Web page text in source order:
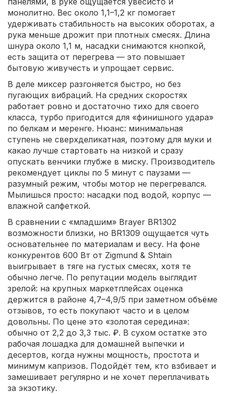
монолитно. Вес около 1,1–1,2 кг помогает
удерживать стабильность на высоких оборотах, а
рука меньше дрожит при плотных смесях. Длина
шнура около 1,1 м, насадки снимаются кнопкой,
есть защита от перегрева — это повышает
бытовую живучесть и упрощает сервис.
В деле миксер разгоняется быстро, но без
пугающих вибраций. На средних скоростях
работает ровно и достаточно тихо для своего
класса, турбо пригодится для «финишного удара»
по белкам и меренге. Нюанс: минимальная
ступень не сверхделикатная, поэтому для муки и
какао лучше стартовать на низкой и сразу
опускать венчики глубже в миску. Производитель
рекомендует циклы по 5 минут с паузами —
разумный режим, чтобы мотор не перегревался.
Мылишься просто: насадки под водой, корпус —
влажной салфеткой.
В сравнении с «младшим» Brayer BR1302
возможности близки, но BR1309 ощущается чуть
основательнее по материалам и весу. На фоне
конкурентов 600 Вт от Zigmund & Shtain
выигрывает в тяге на густых смесях, хотя те
обычно легче. По репутации модель выглядит
зрелой: на крупных маркетплейсах оценка
держится в районе 4,7–4,9/5 при заметном объёме
отзывов, то есть покупают часто и в целом
довольны. По цене это «золотая середина»:
обычно от 2,2 до 3,3 тыс. ₽. В сухом остатке это
рабочая лошадка для домашней выпечки и
десертов, когда нужны мощность, простота и
минимум капризов. Подойдёт тем, кто взбивает и
замешивает регулярно и не хочет переплачивать
за экзотику.